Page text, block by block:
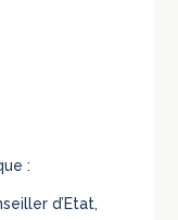
:
d’Etat,